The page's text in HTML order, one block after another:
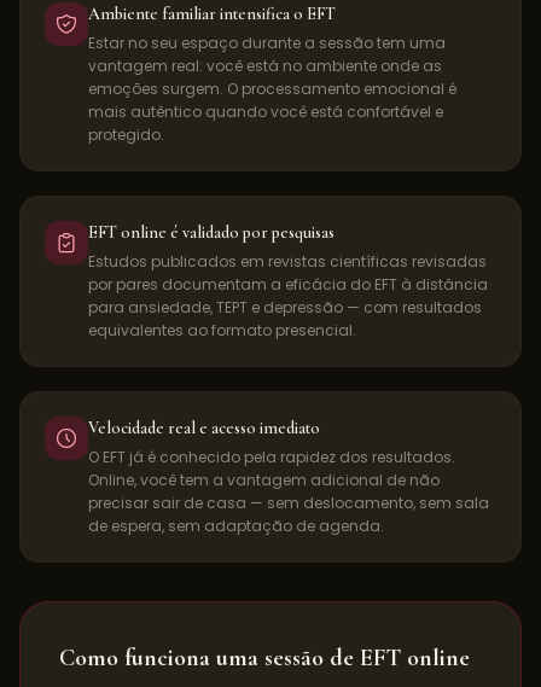
Ambiente familiar intensifica o EFT
Estar no seu espaço durante a sessão tem uma
vantagem real: você está no ambiente onde as
emoções surgem. O processamento emocional é
mais autêntico quando você está confortável e
protegido.
EFT online é validado por pesquisas
Estudos publicados em revistas científicas revisadas
por pares documentam a eficácia do EFT à distância
para ansiedade, TEPT e depressão — com resultados
equivalentes ao formato presencial.
Velocidade real e acesso imediato
O EFT já é conhecido pela rapidez dos resultados.
Online, você tem a vantagem adicional de não
precisar sair de casa — sem deslocamento, sem sala
de espera, sem adaptação de agenda.
Como funciona uma sessão de EFT online